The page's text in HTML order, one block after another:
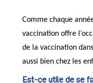
Comme chaque
vaccination offre
de la vaccination
aussi bien chez les
Est-ce utile de se